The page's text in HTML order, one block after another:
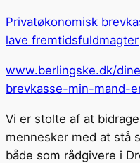
Privatøkonomisk
lave fremtidsfuldmagter
www.berlingske.dk/
brevkasse-min-mand-
Vi er stolte af at
mennesker med at stå
både som rådgivere i